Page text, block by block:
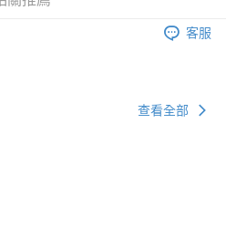
客服
查看全部